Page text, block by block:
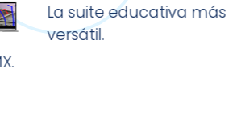
La suite educativa más
versátil.